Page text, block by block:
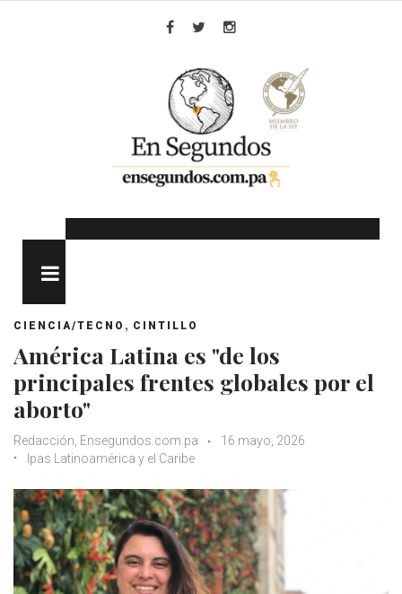
CIENCIA/TECNO , CINTILLO
América Latina es "de los
principales frentes globales por el
aborto"
Redacción, Ensegundos.com.pa
16 mayo, 2026
Ipas Latinoamérica y el Caribe